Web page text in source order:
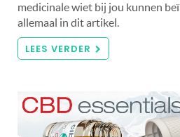
medicinale wiet bij jou kunnen
allemaal in dit artikel.
LEES VERDER